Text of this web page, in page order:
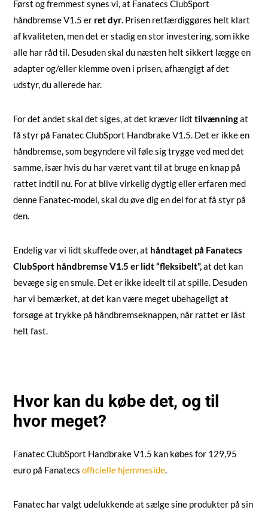
Først og fremmest synes vi, at Fanatecs ClubSport
håndbremse V1.5 er ret dyr. Prisen retfærdiggøres helt klart
af kvaliteten, men det er stadig en stor investering, som ikke
alle har råd til. Desuden skal du næsten helt sikkert lægge en
adapter og/eller klemme oven i prisen, afhængigt af det
udstyr, du allerede har.
For det andet skal det siges, at det kræver lidt tilvænningat
få styr på Fanatec ClubSport Handbrake V1.5. Det er ikke en
håndbremse, som begyndere vil føle sig trygge ved med det
samme, især hvis du har været vant til at bruge en knap på
rattet indtil nu. For at blive virkelig dygtig eller erfaren med
denne Fanatec-model, skal du øve dig en del for at få styr på
den.
Endelig var vi lidt skuffede over, at håndtaget på Fanatecs
ClubSport håndbremse V1.5 er lidt “fleksibelt”,at det kan
bevæge sig en smule. Det er ikke ideelt til at spille. Desuden
har vi bemærket, at det kan være meget ubehageligt at
forsøge at trykke på håndbremseknappen, når rattet er låst
helt fast.
Hvor kan du købe det, og til
hvor meget?
Fanatec ClubSport Handbrake V1.5 kan købes for 129,95
euro på Fanatecs officielle hjemmeside.
Fanatec har valgt udelukkende at sælge sine produkter på sin